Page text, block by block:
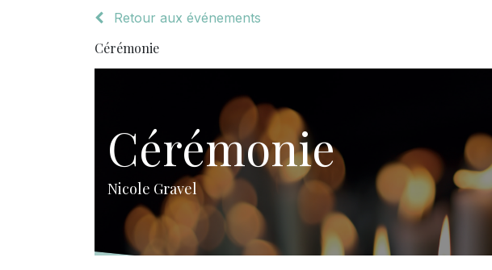
Retour aux événements
Cérémonie
Cérémonie
Nicole Gravel